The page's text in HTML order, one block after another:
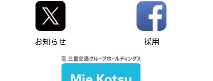
お知らせ 採用